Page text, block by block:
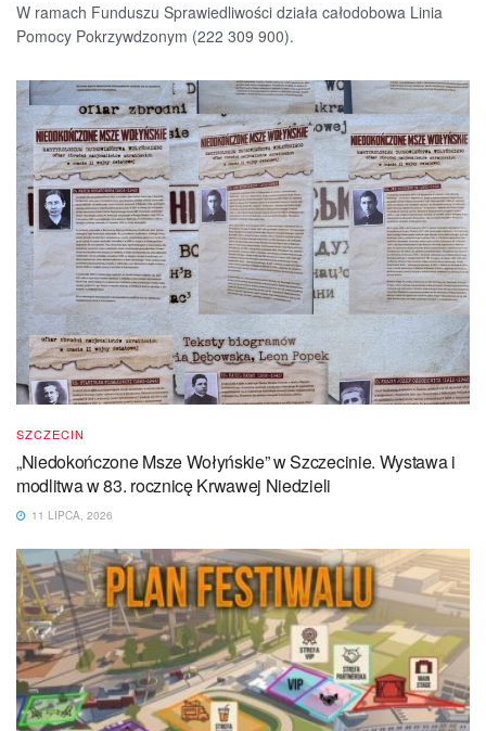
W ramach Funduszu Sprawiedliwości działa całodobowa Linia
Pomocy Pokrzywdzonym (222 309 900).
SZCZECIN
„Niedokończone Msze Wołyńskie” w Szczecinie. Wystawa i
modlitwa w 83. rocznicę Krwawej Niedzieli
11 LIPCA, 2026